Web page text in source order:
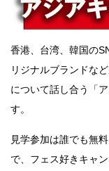
香港、台湾、韓国の
リジナルブランドな
について話し合う「
す。
見学参加は誰でも無
で、フェス好きキャ